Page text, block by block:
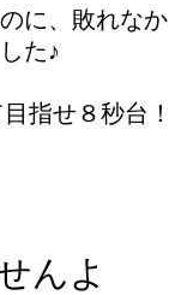
に、敗れなか
た♪
指せ８秒台！
んよ